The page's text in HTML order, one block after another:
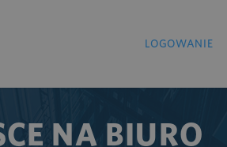
LOGOWANIE
NA BIURO